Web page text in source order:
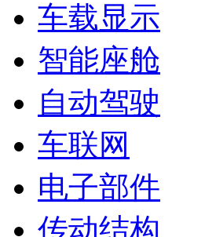
车载显示
智能座舱
自动驾驶
车联网
电子部件
传动结构